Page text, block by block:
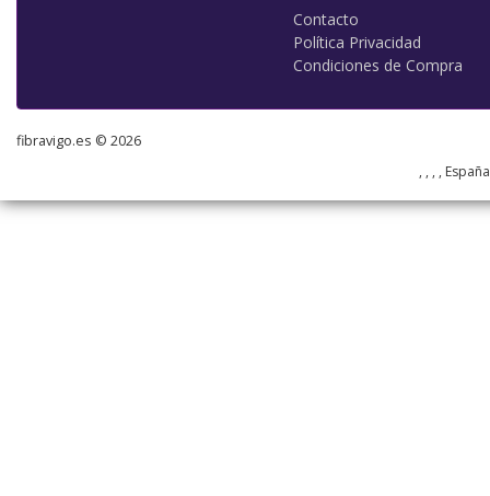
Contacto
Política Privacidad
Condiciones de Compra
fibravigo.es © 2026
, , , ,